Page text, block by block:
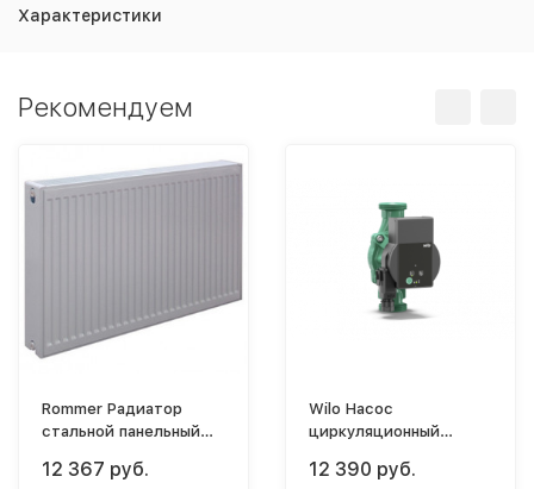
Характеристики
Рекомендуем
Rommer Радиатор
стальной панельный
(нижнее)
12 367 руб.
Wilo Насос
циркуляционный
12 390 руб.